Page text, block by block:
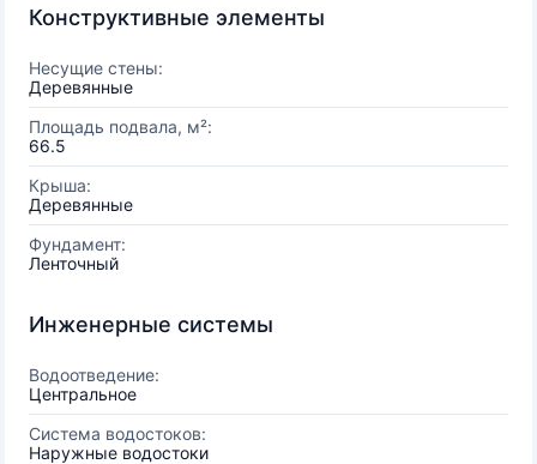
Конструктивные элементы
Несущие стены:
Деревянные
Площадь подвала, м²:
66.5
Крыша:
Деревянные
Фундамент:
Ленточный
Инженерные системы
Водоотведение:
Центральное
Система водостоков:
Наружные водостоки